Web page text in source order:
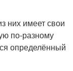
них имеет свои
по-разному
определённый